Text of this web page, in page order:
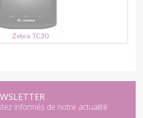
Zebra TC20
informés de notre actualité